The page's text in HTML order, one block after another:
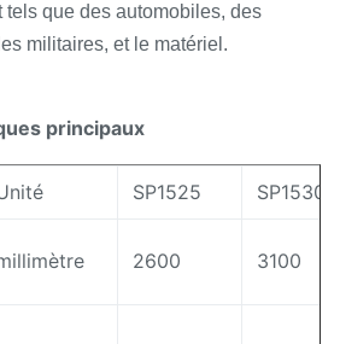
tels que des automobiles, des
militaires, et le matériel.
principaux
SP1525 SP1530
2600 3100